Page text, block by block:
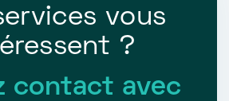
vous
?
contact avec